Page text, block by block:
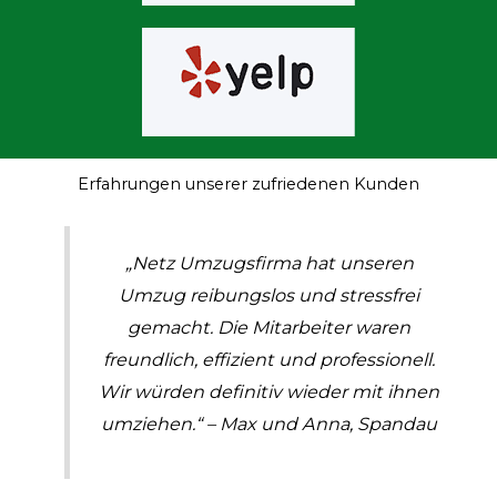
Erfahrungen unserer zufriedenen Kunden
„Netz Umzugsfirma hat unseren
Umzug reibungslos und stressfrei
gemacht. Die Mitarbeiter waren
freundlich, effizient und professionell.
Wir würden definitiv wieder mit ihnen
umziehen.“ – Max und Anna, Spandau